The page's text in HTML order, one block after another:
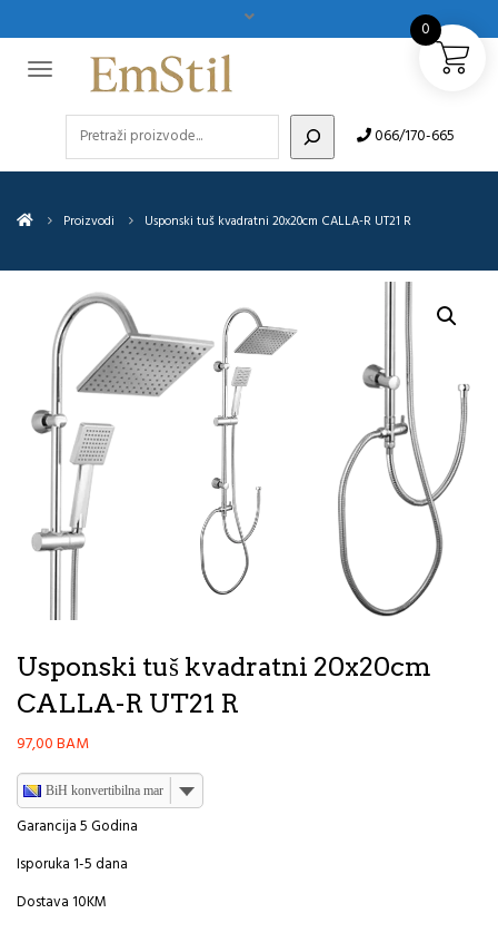
066/170-665
Proizvodi Usponski tuš kvadratni 20x20cm CALLA-R UT21 R
Usponski tuš kvadratni 20x20cm
CALLA-R UT21 R
97,00BAM
BiH konvertibilna marka
Garancija 5 Godina
Isporuka 1-5 dana
Dostava 10KM
0